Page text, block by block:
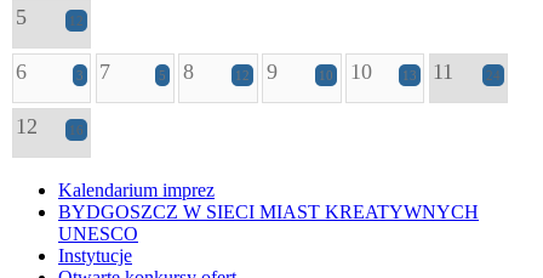
5 12
6 3 7 5 8 12 9 10 10 13 11 24
12 16
Kalendarium imprez
BYDGOSZCZ W SIECI MIAST KREATYWNYCH
UNESCO
Instytucje